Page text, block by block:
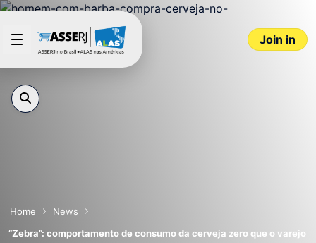
Skip to Main Content
Join in
Home
News
“Zebra”: comportamento de consumo da cerveja zero que o varejo